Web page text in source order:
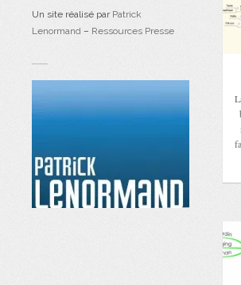
Un site réalisé par Patrick
Lenormand – Ressources Presse